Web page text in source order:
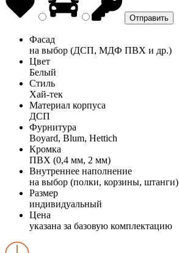
Фасад
на выбор (ДСП, МДФ ПВХ и др.)
Цвет
Белый
Стиль
Хай-тек
Материал корпуса
ДСП
Фурнитура
Boyard, Blum, Hettich
Кромка
ПВХ (0,4 мм, 2 мм)
Внутреннее наполнение
на выбор (полки, корзины, штанги)
Размер
индивидуальный
Цена
указана за базовую комплектацию